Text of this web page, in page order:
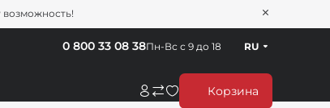
возможность!
Корзина
Пн-Вс с 9 до 18
0 800 33 08 38 RU